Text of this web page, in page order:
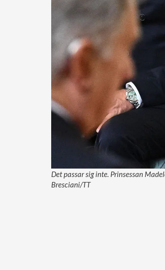
Det passar sig inte. Prinsessan
Bresciani/TT